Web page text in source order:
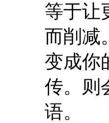
等于让
而削减
变成你
传。则
语。